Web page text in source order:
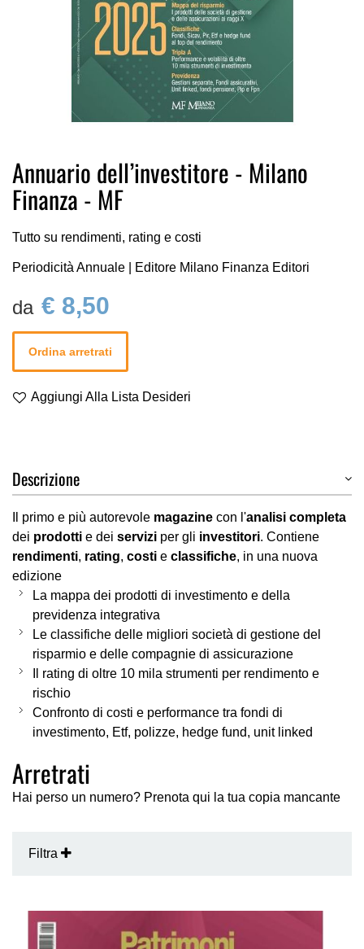
all'inizio
della
galleria
immagini
Annuario dell’investitore - Milano
Finanza - MF
Tutto su rendimenti, rating e costi
Periodicità Annuale | Editore Milano Finanza Editori
€ 8,50
Ordina arretrati
Aggiungi Alla Lista Desideri
Descrizione
Il primo e più autorevole magazine con l'analisi completa
dei prodotti e dei servizi per gli investitori. Contiene
rendimenti, rating, costi e classifiche, in una nuova
edizione
La mappa dei prodotti di investimento e della
previdenza integrativa
Le classifiche delle migliori società di gestione del
risparmio e delle compagnie di assicurazione
Il rating di oltre 10 mila strumenti per rendimento e
rischio
Confronto di costi e performance tra fondi di
investimento, Etf, polizze, hedge fund, unit linked
Arretrati
Hai perso un numero? Prenota qui la tua copia mancante
Filtra